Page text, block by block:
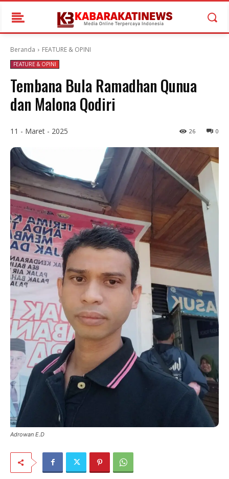
Beranda FEATURE & OPINI
FEATURE & OPINI
Tembana Bula Ramadhan Qunua
dan Malona Qodiri
11 - Maret - 2025 0
26
Adrowan E.D